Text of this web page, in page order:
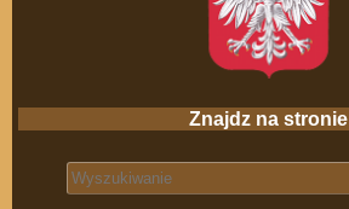
Znajdz na stronie
Search for: